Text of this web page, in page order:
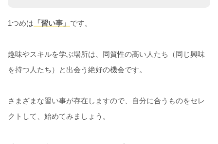
1つめは 「習い事」 です。
趣味やスキルを学ぶ場所は、同質性の高い人たち（同じ興味
を持つ人たち）と出会う絶好の機会です。
さまざまな習い事が存在しますので、自分に合うものをセレ
クトして、始めてみましょう。